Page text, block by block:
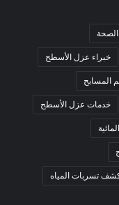
الصحة
خبراء عزل الأسطح
المسابح
خدمات عزل الأسطح
تسربات المياه